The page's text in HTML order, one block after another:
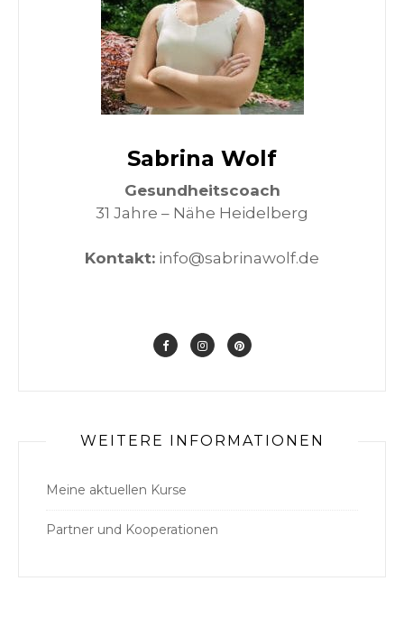
Sabrina Wolf
Gesundheitscoach
31 Jahre – Nähe Heidelberg
Kontakt: info@sabrinawolf.de
WEITERE INFORMATIONEN
Meine aktuellen Kurse
Partner und Kooperationen